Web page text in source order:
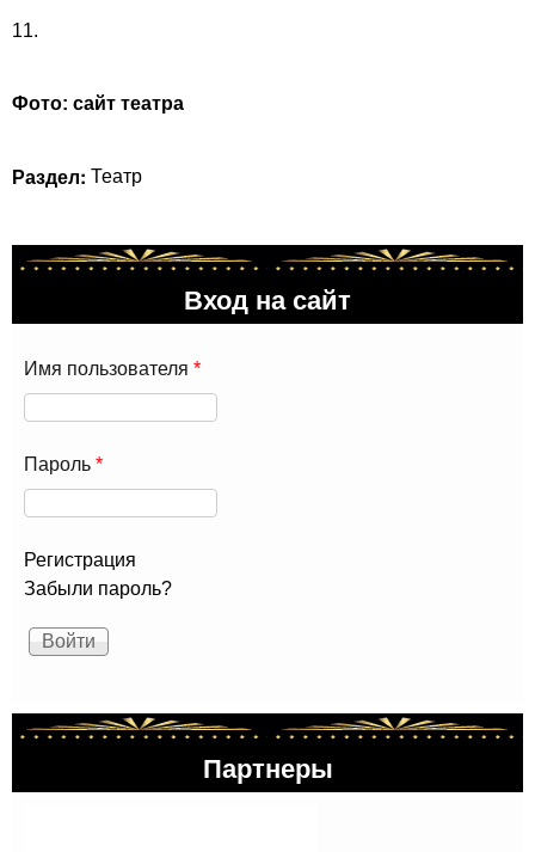
11.
Фото: сайт театра
Раздел: Театр
Вход на сайт
Имя пользователя *
Пароль *
Регистрация
Забыли пароль?
Партнеры